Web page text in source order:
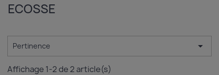
ECOSSE
Pertinence 
Affichage 1-2 de 2 article(s)